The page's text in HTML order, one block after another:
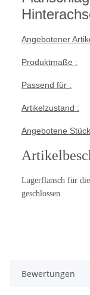
Angebotener
Produktmaße : -
Passend für : -
Artikelzustand :
Angebotene
Lagerflansch für
geschlossen.
Bewertungen